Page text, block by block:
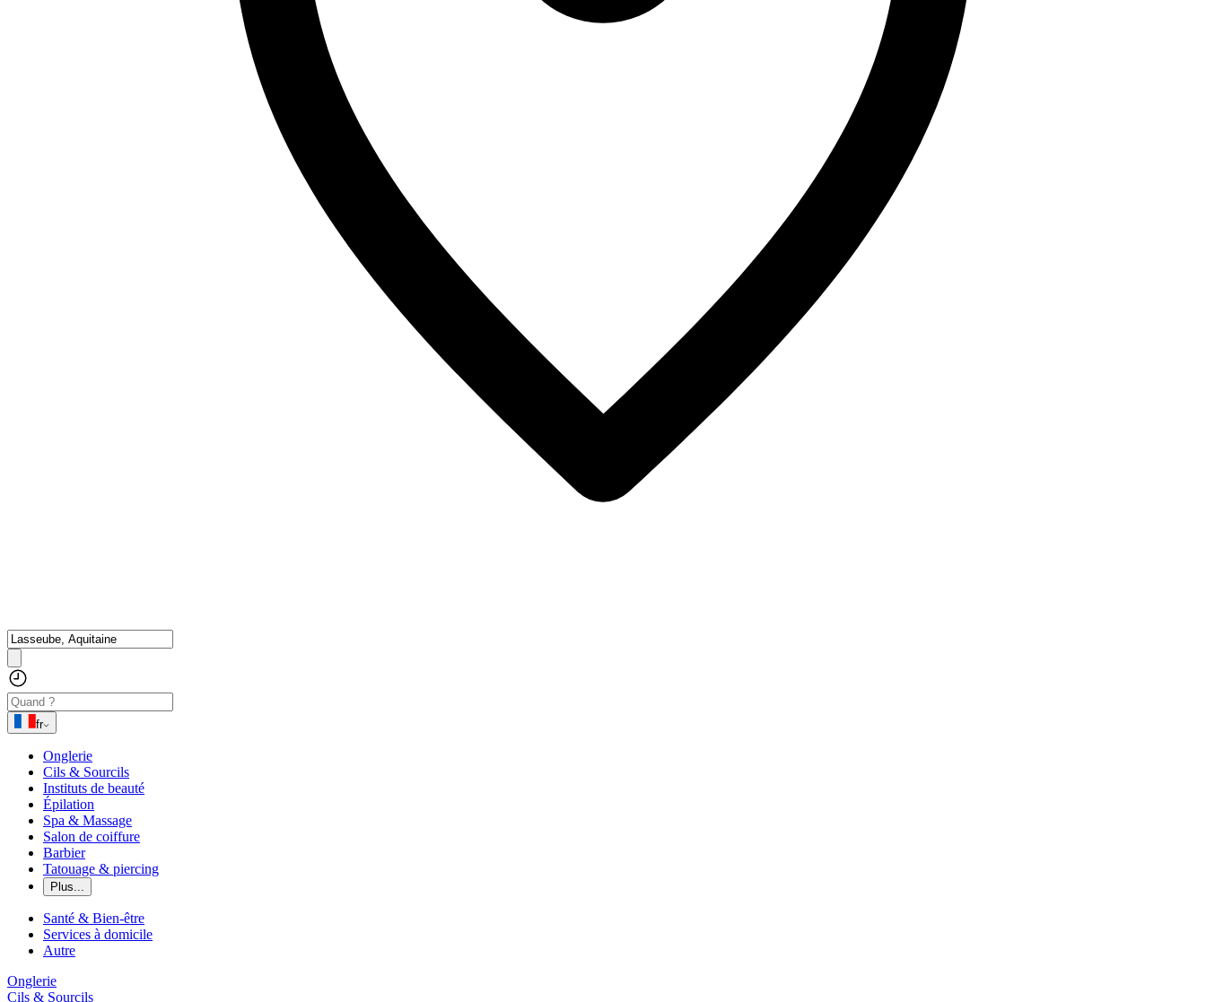
fr
Onglerie
Cils & Sourcils
Instituts de beauté
Épilation
Spa & Massage
Salon de coiffure
Barbier
Tatouage & piercing
Plus...
Santé & Bien-être
Services à domicile
Autre
Onglerie
Cils & Sourcils